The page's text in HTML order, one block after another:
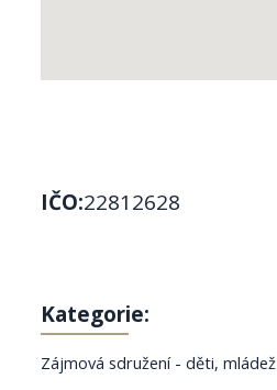
IČO:22812628
Kategorie:
Zájmová sdružení - děti, mládež